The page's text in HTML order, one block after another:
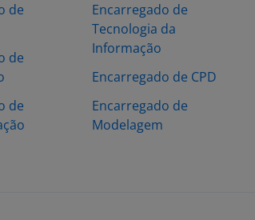
de
de
de
Encarregado de
Tecnologia da
Informação
Encarregado de CPD
Encarregado de
Modelagem